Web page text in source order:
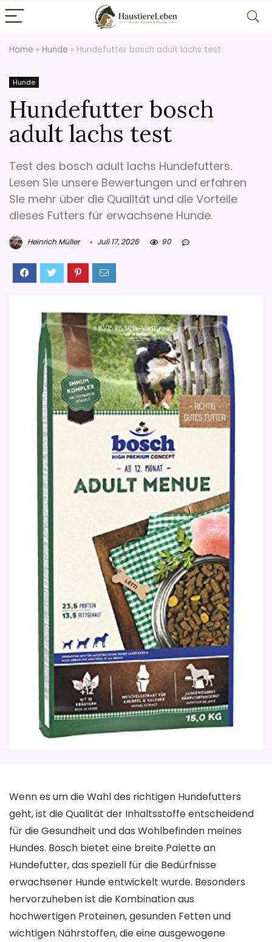
Home » Hunde » Hundefutter bosch adult lachs test
Hunde
Hundefutter bosch
adult lachs test
Test des bosch adult lachs Hundefutters.
Lesen Sie unsere Bewertungen und erfahren
Sie mehr über die Qualität und die Vorteile
dieses Futters für erwachsene Hunde.
Heinrich Müller Juli 17, 2026 90
Wenn es um die Wahl des richtigen Hundefutters
geht, ist die Qualität der Inhaltsstoffe entscheidend
für die Gesundheit und das Wohlbefinden meines
Hundes. Bosch bietet eine breite Palette an
Hundefutter, das speziell für die Bedürfnisse
erwachsener Hunde entwickelt wurde. Besonders
hervorzuheben ist die Kombination aus
hochwertigen Proteinen, gesunden Fetten und
wichtigen Nährstoffen, die eine ausgewogene